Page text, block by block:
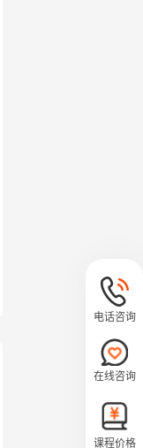
电话咨询
在线咨询
课程价格